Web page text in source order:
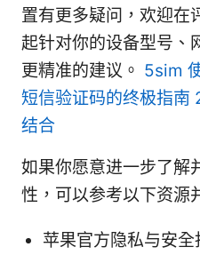
置有更多疑问，欢迎在
起针对你的设备型号、
更精准的建议。 5sim
短信验证码的终极指南
结合
如果你愿意进一步了解
性，可以参考以下资源
苹果官方隐私与安全